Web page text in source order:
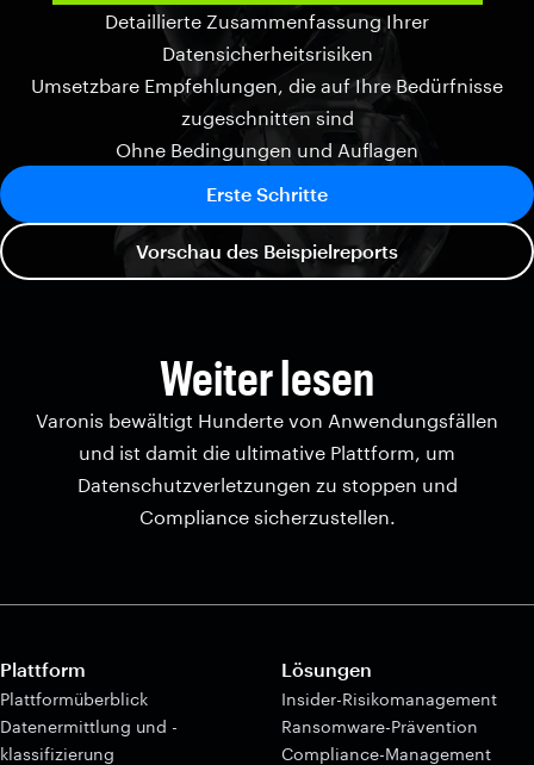
Detaillierte Zusammenfassung Ihrer
Datensicherheitsrisiken
Umsetzbare Empfehlungen, die auf Ihre Bedürfnisse
zugeschnitten sind
Ohne Bedingungen und Auflagen
Erste Schritte
Vorschau des Beispielreports
Weiter lesen
Varonis bewältigt Hunderte von Anwendungsfällen
und ist damit die ultimative Plattform, um
Datenschutzverletzungen zu stoppen und
Compliance sicherzustellen.
Plattform
Plattformüberblick
Datenermittlung und -
klassifizierung
Lösungen
Insider-Risikomanagement
Ransomware-Prävention
Compliance-Management